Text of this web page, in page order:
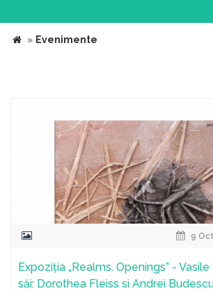
» Evenimente
9
Expoziția „Realms. Openings” -
săi: Dorothea Fleiss si Andrei